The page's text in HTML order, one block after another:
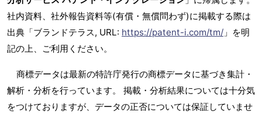
社内資料、社外報告資料等(有償・無償問わず)に掲載する際は
出典「ブランドテラス, URL: https://patent-i.com/tm/ 」を明
記の上、ご利用ください。
商標データは最新の特許庁発行の商標データに基づき集計・
解析・分析を行っています。 掲載・分析結果については十分気
をつけておりますが、データの正否については保証していませ